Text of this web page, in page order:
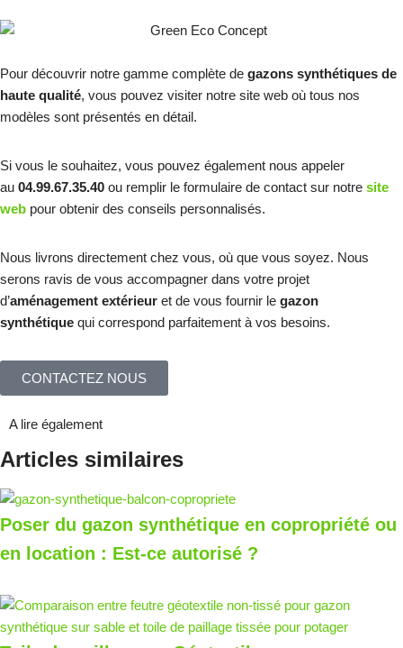
Pour découvrir notre gamme complète de gazons synthétiques de
haute qualité, vous pouvez visiter notre site web où tous nos
modèles sont présentés en détail.
Si vous le souhaitez, vous pouvez également nous appeler
au 04.99.67.35.40 ou remplir le formulaire de contact sur notre site
web pour obtenir des conseils personnalisés.
Nous livrons directement chez vous, où que vous soyez. Nous
serons ravis de vous accompagner dans votre projet
d’aménagement extérieur et de vous fournir le gazon
synthétique qui correspond parfaitement à vos besoins.
CONTACTEZ NOUS
A lire également
Articles similaires
Poser du gazon synthétique en copropriété ou
en location : Est-ce autorisé ?